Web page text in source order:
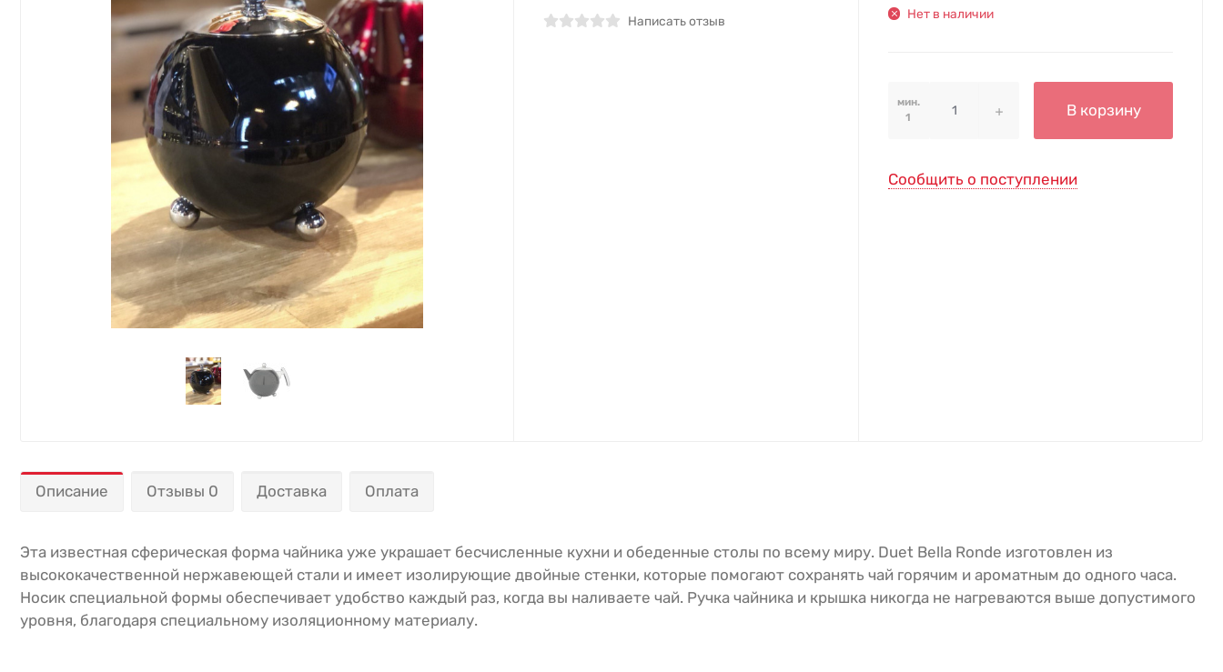
Написать отзыв Нет в наличии
мин.
1
В корзину
Сообщить о поступлении
Описание Отзывы 0 Доставка Оплата
Эта известная сферическая форма чайника уже украшает бесчисленные кухни и обеденные столы по всему миру. Duet Bella Ronde изготовлен из
высококачественной нержавеющей стали и имеет изолирующие двойные стенки, которые помогают сохранять чай горячим и ароматным до одного часа.
Носик специальной формы обеспечивает удобство каждый раз, когда вы наливаете чай. Ручка чайника и крышка никогда не нагреваются выше допустимого
уровня, благодаря специальному изоляционному материалу.